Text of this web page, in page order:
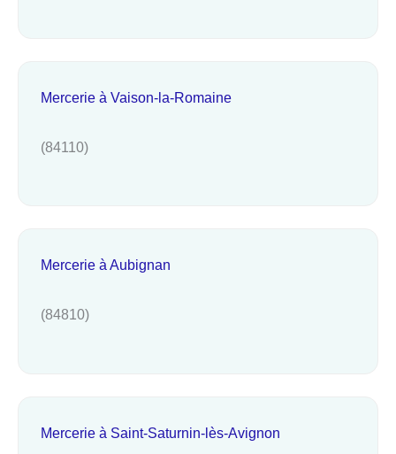
Mercerie à Vaison-la-Romaine
(84110)
Mercerie à Aubignan
(84810)
Mercerie à Saint-Saturnin-lès-Avignon